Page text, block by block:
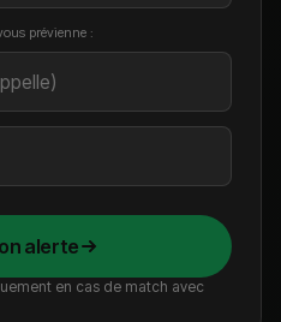
prévienne :
alerte
en cas de match avec